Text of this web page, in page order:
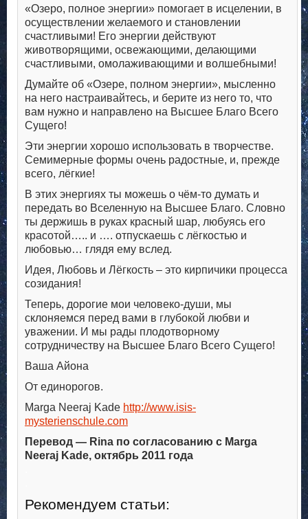
«Озеро, полное энергии» помогает в исцелении, в
осуществлении желаемого и становлении
счастливыми! Его энергии действуют
животворящими, освежающими, делающими
счастливыми, омолаживающими и волшебными!
Думайте об «Озере, полном энергии», мысленно
на него настраивайтесь, и берите из него то, что
вам нужно и направлено на Высшее Благо Всего
Сущего!
Эти энергии хорошо использовать в творчестве.
Семимерные формы очень радостные, и, прежде
всего, лёгкие!
В этих энергиях ты можешь о чём-то думать и
передать во Вселенную на Высшее Благо. Словно
ты держишь в руках красный шар, любуясь его
красотой….. и …. отпускаешь с лёгкостью и
любовью… глядя ему вслед.
Идея, Любовь и Лёгкость – это кирпичики процесса
созидания!
Теперь, дорогие мои человеко-души, мы
склоняемся перед вами в глубокой любви и
уважении. И мы рады плодотворному
сотрудничеству на Высшее Благо Всего Сущего!
Ваша Айона
От единорогов.
Marga Neeraj Kade http://www.isis-
mysterienschule.com
Перевод — Rina по согласованию с Marga
Neeraj Kade, октябрь 2011 года
Рекомендуем статьи: